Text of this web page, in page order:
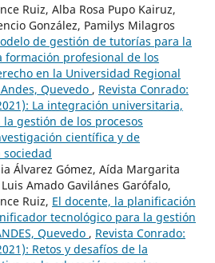
Ruiz, Alba Rosa Pupo Kairuz,
González, Pamilys Milagros
de gestión de tutorías para la
profesional de los
en la Universidad Regional
Quevedo , Revista Conrado:
La integración universitaria,
gestión de los procesos
científica y de
Álvarez Gómez, Aída Margarita
Amado Gavilánes Garófalo,
Ruiz, El docente, la planificación
tecnológico para la gestión
Quevedo , Revista Conrado:
Retos y desafíos de la